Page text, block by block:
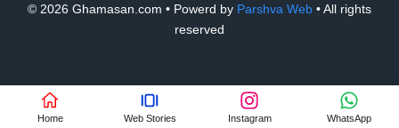
© 2026 Ghamasan.com • Powerd by Parshva Web • All rights
reserved
Home Web Stories Instagram WhatsApp